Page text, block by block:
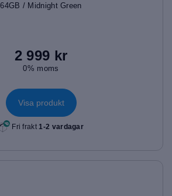
64GB / Midnight Green
2 999 kr
0% moms
Visa produkt
Fri frakt1-2 vardagar